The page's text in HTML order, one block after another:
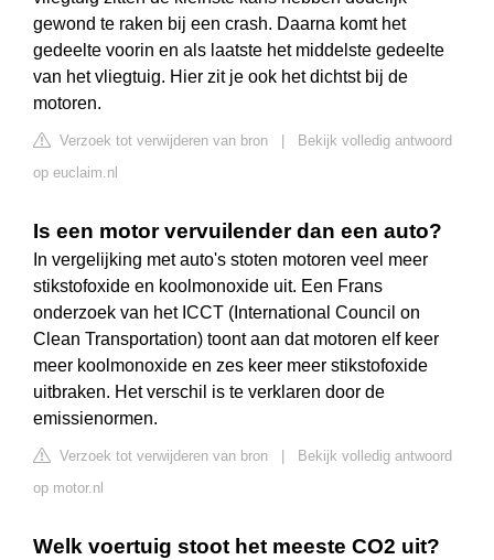
gewond te raken bij een crash. Daarna komt het
gedeelte voorin en als laatste het middelste gedeelte
van het vliegtuig. Hier zit je ook het dichtst bij de
motoren.
Verzoek tot verwijderen van bron
Bekijk volledig antwoord
op euclaim.nl
Is een motor vervuilender dan een auto?
In vergelijking met auto's stoten motoren veel meer
stikstofoxide en koolmonoxide uit. Een Frans
onderzoek van het ICCT (International Council on
Clean Transportation) toont aan dat motoren elf keer
meer koolmonoxide en zes keer meer stikstofoxide
uitbraken. Het verschil is te verklaren door de
emissienormen.
Verzoek tot verwijderen van bron
Bekijk volledig antwoord
op motor.nl
Welk voertuig stoot het meeste CO2 uit?